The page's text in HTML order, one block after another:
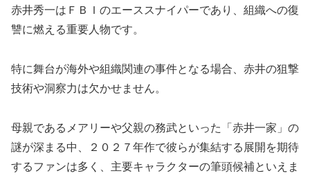
赤井秀一はＦＢＩのエーススナイパーであり、組織への復
讐に燃える重要人物です。
特に舞台が海外や組織関連の事件となる場合、赤井の狙撃
技術や洞察力は欠かせません。
母親であるメアリーや父親の務武といった「赤井一家」の
謎が深まる中、２０２７年作で彼らが集結する展開を期待
するファンは多く、主要キャラクターの筆頭候補といえま